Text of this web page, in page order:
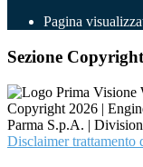
Pagina
Sezione Copyright
Copyright 2026 |
Parma S.p.A. |
Disclaimer trattamento